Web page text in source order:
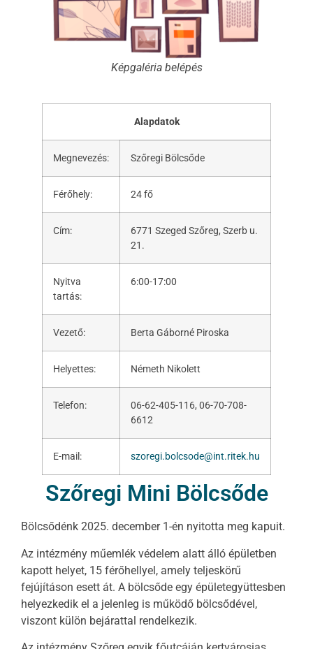
Képgaléria belépés
Alapdatok
Megnevezés: Szőregi Bölcsőde
Férőhely: 24 fő
Cím:
6771 Szeged Szőreg, Szerb u.
21.
Nyitva
tartás:
6:00-17:00
Vezető: Berta Gáborné Piroska
Helyettes: Németh Nikolett
Telefon:
06-62-405-116, 06-70-708-
6612
E-mail: szoregi.bolcsode@int.ritek.hu
Szőregi Mini Bölcsőde
Bölcsődénk 2025. december 1-én nyitotta meg kapuit.
Az intézmény műemlék védelem alatt álló épületben
kapott helyet, 15 férőhellyel, amely teljeskörű
fejújításon esett át. A bölcsőde egy épületegyüttesben
helyezkedik el a jelenleg is működő bölcsődével,
viszont külön bejárattal rendelkezik.